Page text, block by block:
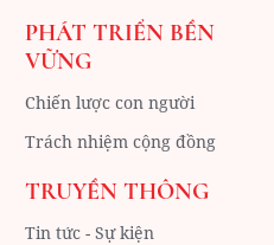
PHÁT TRIỂN BỀN
VỮNG
Chiến lược con người
Trách nhiệm cộng đồng
TRUYỀN THÔNG
Tin tức - Sự kiện